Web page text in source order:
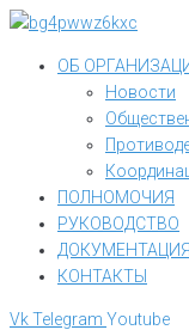
Перейти
контенту
ОБ
Новости
ПОЛНОМОЧИЯ
РУКОВОДСТВО
ДОКУМЕНТАЦИЯ
КОНТАКТЫ
VkTelegram Youtube